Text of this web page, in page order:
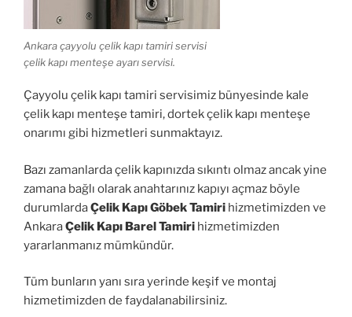
Ankara çayyolu çelik kapı tamiri servisi
çelik kapı menteşe ayarı servisi.
Çayyolu çelik kapı tamiri servisimiz bünyesinde kale
çelik kapı menteşe tamiri, dortek çelik kapı menteşe
onarımı gibi hizmetleri sunmaktayız.
Bazı zamanlarda çelik kapınızda sıkıntı olmaz ancak yine
zamana bağlı olarak anahtarınız kapıyı açmaz böyle
durumlardaÇelik Kapı Göbek Tamiri hizmetimizden ve
AnkaraÇelik Kapı Barel Tamiri hizmetimizden
yararlanmanız mümkündür.
Tüm bunların yanı sıra yerinde keşif ve montaj
hizmetimizden de faydalanabilirsiniz.